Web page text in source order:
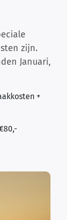
zijn.
Januari,
+